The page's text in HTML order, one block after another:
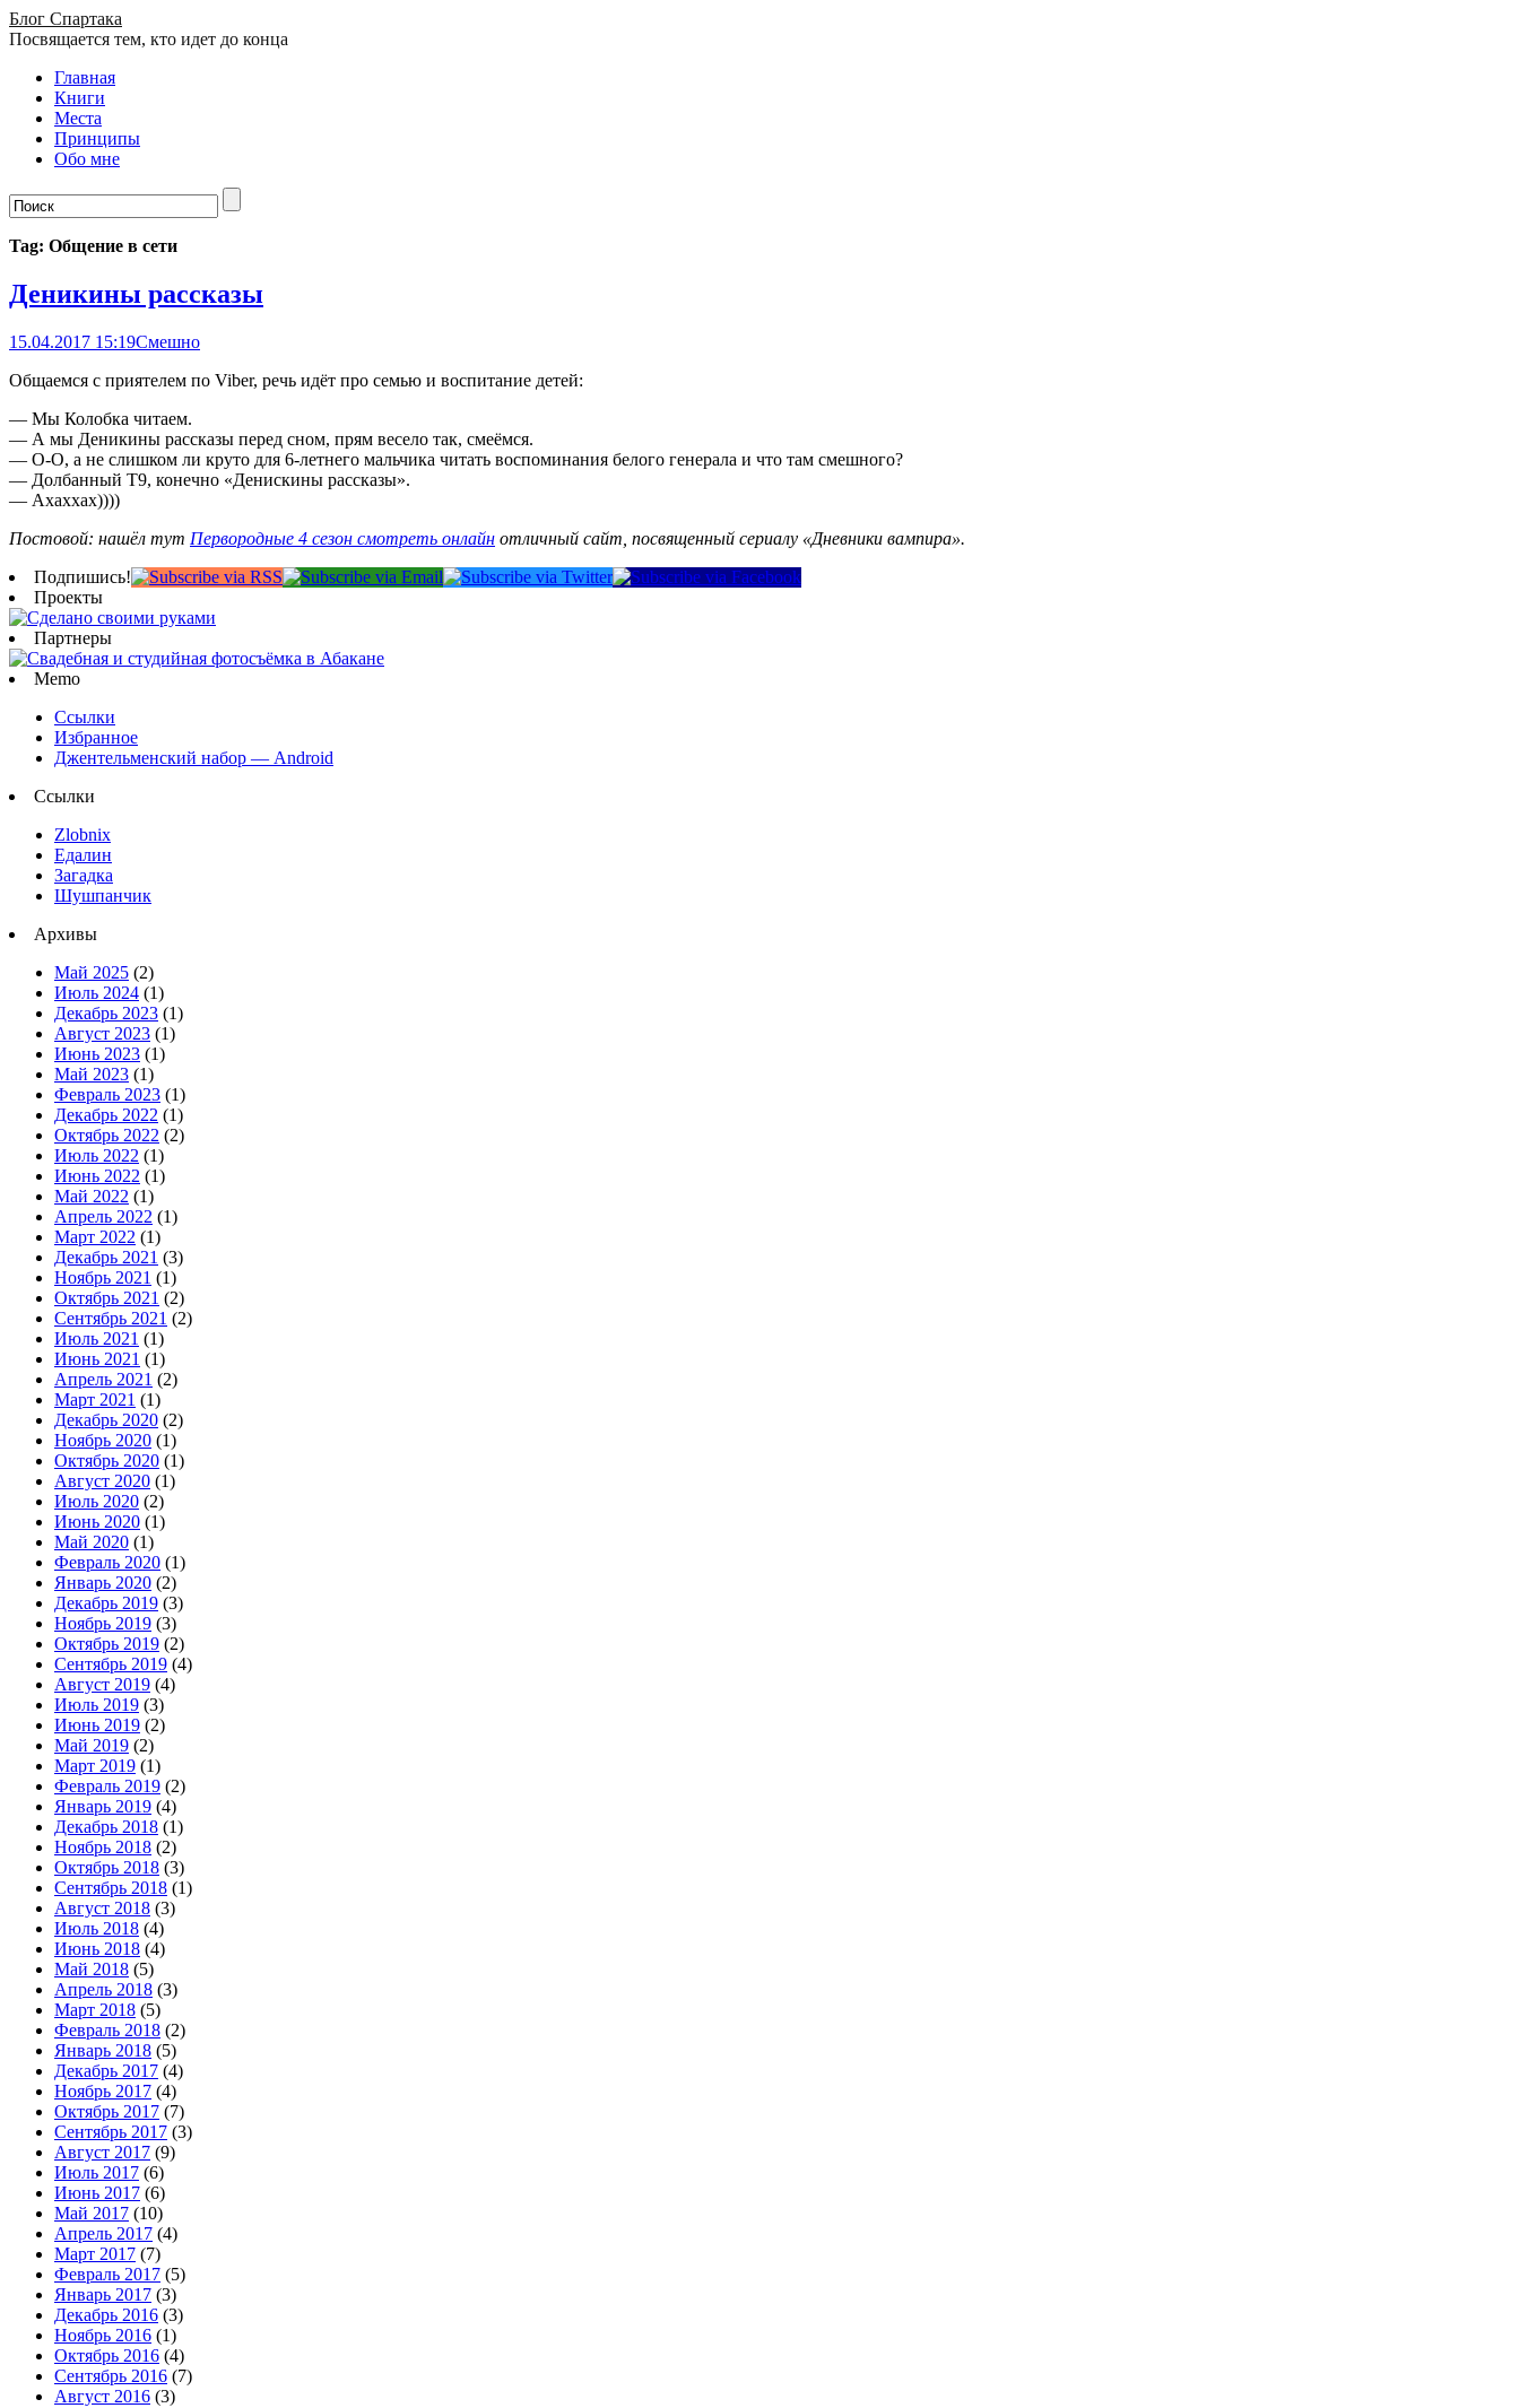
Блог Спартака
Посвящается тем, кто идет до конца
Главная
Книги
Места
Принципы
Обо мне
Tag: Общение в сети
Деникины рассказы
15.04.2017 15:19Смешно
Общаемся с приятелем по Viber, речь идёт про семью и воспитание детей:
— Мы Колобка читаем.
— А мы Деникины рассказы перед сном, прям весело так, смеёмся.
— О-О, а не слишком ли круто для 6-летнего мальчика читать воспоминания белого генерала и что там смешного?
— Долбанный Т9, конечно «Денискины рассказы».
— Ахаххах))))
Постовой: нашёл тут Первородные 4 сезон смотреть онлайн отличный сайт, посвященный сериалу «Дневники вампира».
Подпишись!
Проекты
Партнеры
Memo
Ссылки
Избранное
Джентельменский набор — Android
Ссылки
Zlobnix
Едалин
Загадка
Шушпанчик
Архивы
Май 2025 (2)
Июль 2024 (1)
Декабрь 2023 (1)
Август 2023 (1)
Июнь 2023 (1)
Май 2023 (1)
Февраль 2023 (1)
Декабрь 2022 (1)
Октябрь 2022 (2)
Июль 2022 (1)
Июнь 2022 (1)
Май 2022 (1)
Апрель 2022 (1)
Март 2022 (1)
Декабрь 2021 (3)
Ноябрь 2021 (1)
Октябрь 2021 (2)
Сентябрь 2021 (2)
Июль 2021 (1)
Июнь 2021 (1)
Апрель 2021 (2)
Март 2021 (1)
Декабрь 2020 (2)
Ноябрь 2020 (1)
Октябрь 2020 (1)
Август 2020 (1)
Июль 2020 (2)
Июнь 2020 (1)
Май 2020 (1)
Февраль 2020 (1)
Январь 2020 (2)
Декабрь 2019 (3)
Ноябрь 2019 (3)
Октябрь 2019 (2)
Сентябрь 2019 (4)
Август 2019 (4)
Июль 2019 (3)
Июнь 2019 (2)
Май 2019 (2)
Март 2019 (1)
Февраль 2019 (2)
Январь 2019 (4)
Декабрь 2018 (1)
Ноябрь 2018 (2)
Октябрь 2018 (3)
Сентябрь 2018 (1)
Август 2018 (3)
Июль 2018 (4)
Июнь 2018 (4)
Май 2018 (5)
Апрель 2018 (3)
Март 2018 (5)
Февраль 2018 (2)
Январь 2018 (5)
Декабрь 2017 (4)
Ноябрь 2017 (4)
Октябрь 2017 (7)
Сентябрь 2017 (3)
Август 2017 (9)
Июль 2017 (6)
Июнь 2017 (6)
Май 2017 (10)
Апрель 2017 (4)
Март 2017 (7)
Февраль 2017 (5)
Январь 2017 (3)
Декабрь 2016 (3)
Ноябрь 2016 (1)
Октябрь 2016 (4)
Сентябрь 2016 (7)
Август 2016 (3)